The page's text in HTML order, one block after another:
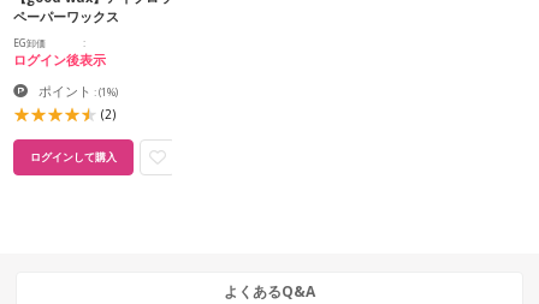
ペーパーワックス
EG卸価
ログイン後表示
ポイント :(1%)
(2)
ログインして購入
よくあるQ&A